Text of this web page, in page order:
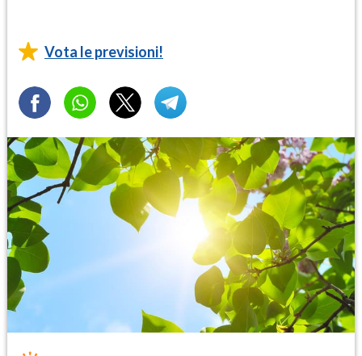
Vota le previsioni!